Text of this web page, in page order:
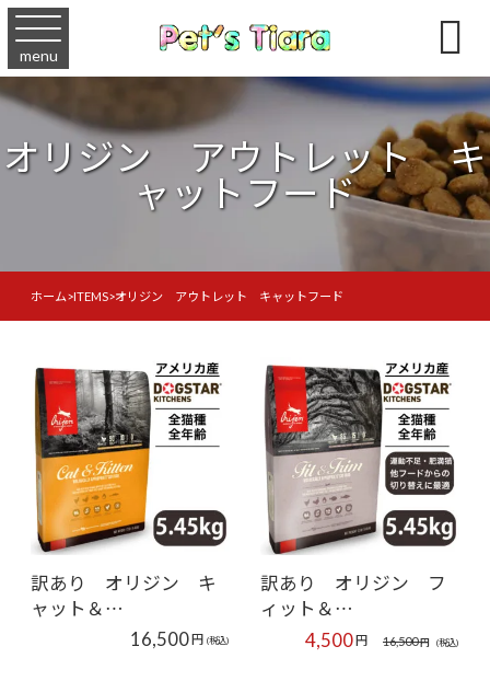
menu 
オリジン アウトレット キ
ャットフード
ホーム>ITEMS>オリジン アウトレット キャットフード
訳あり オリジン キ
ャット＆…
16,500円 (税込)
訳あり オリジン フ
ィット＆…
16,500円 (税込)
4,500円